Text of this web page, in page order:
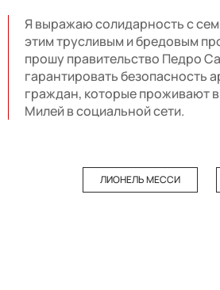
Я выражаю солидарность с
этим трусливым и бредовым
прошу правительство Педро
гарантировать безопасность
граждан, которые проживают
Милей в социальной сети.
ЛИОНЕЛЬ МЕССИ